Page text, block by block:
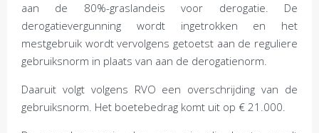
aan de 80%-graslandeis voor derogatie. De
derogatievergunning wordt ingetrokken en het
mestgebruik wordt vervolgens getoetst aan de reguliere
gebruiksnorm in plaats van aan de derogatienorm.
Daaruit volgt volgens RVO een overschrijding van de
gebruiksnorm. Het boetebedrag komt uit op € 21.000.